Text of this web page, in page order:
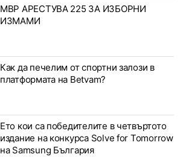
МВР АРЕСТУВА 225 ЗА ИЗБОРНИ
ИЗМАМИ
Как да печелим от спортни залози в
платформата на Betvam?
Ето кои са победителите в четвъртото
издание на конкурса Solve for Tomorrow
на Samsung България